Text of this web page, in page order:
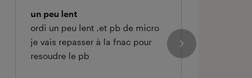
un peu lent
ordi un peu lent ,et pb de micro
je vais repasser à la fnac pour
resoudre le pb